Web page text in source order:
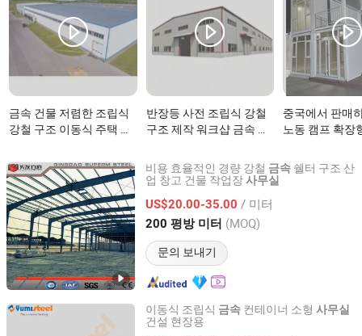
금속 건물 저렴한 조립식
강철 구조 이동식 주택 임
엇인가요?
반장등 사전 조립식 강철
구조 제작 워크샵 금속 제
인가요?
중국에서 판매
노동 캠프 확장
인가요?
비용 효율적인 경량 강철 금속 쉘터 구조 산
업 창고 건물 작업장사무실
US$20.00-35.00 / 미터
200 평방 미터 (MOQ)
문의 보내기
QINGDAO SUPERM STEEL CO., LTD.
Shandong, China 이후 2021
이동식 조립식 금속 컨테이너 소형 사무실
건설 현장용
XIAMEN YUMI NEW MATERIAL TECHNOLOGY CO., LTD.